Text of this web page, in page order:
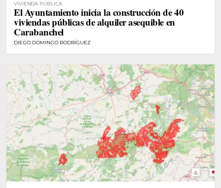
VIVIENDA PÚBLICA
El Ayuntamiento inicia la construcción de 40
viviendas públicas de alquiler asequible en
Carabanchel
DIEGO DOMINGO RODRÍGUEZ